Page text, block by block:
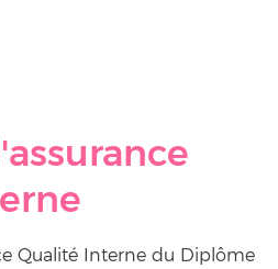
Qualité Interne du Diplôme